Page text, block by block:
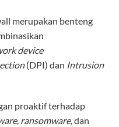
merupakan benteng
device
(DPI) dan Intrusion
proaktif terhadap
, ransomware, dan